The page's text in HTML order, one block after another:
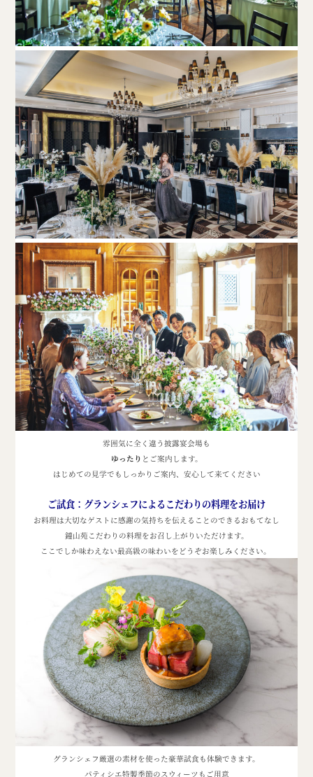
雰囲気に全く違う披露宴会場も
ゆったり とご案内します。
はじめての見学でもしっかりご案内、 安心して来てください
ご試食： グランシェフによるこだわりの料理をお届け
お料理は大切なゲストに感謝の気持ちを伝えることのできるおもてなし
鐘山苑こだわりの料理をお召し上がりいただけます。
ここでしか味わえない最高級の味わいをどうぞお楽しみください。
グランシェフ厳選の素材を使った豪華試食も体験できます。
パティシエ特製季節のスウィーツもご用意